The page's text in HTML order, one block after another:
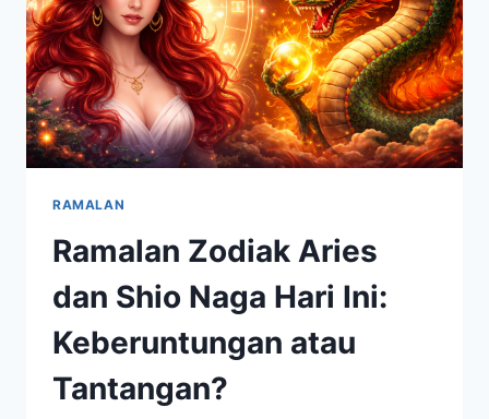
RAMALAN
Ramalan Zodiak Aries
dan Shio Naga Hari Ini:
Keberuntungan atau
Tantangan?